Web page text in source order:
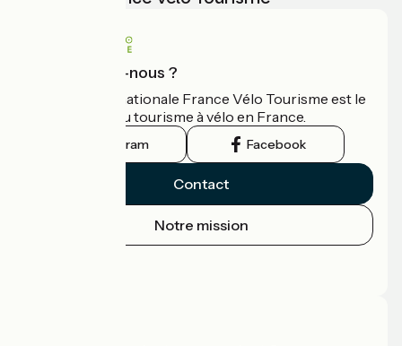
Qui sommes-nous ?
L'association nationale France Vélo Tourisme est le
guide officiel du tourisme à vélo en France.
Instagram Facebook
Contact
Notre mission